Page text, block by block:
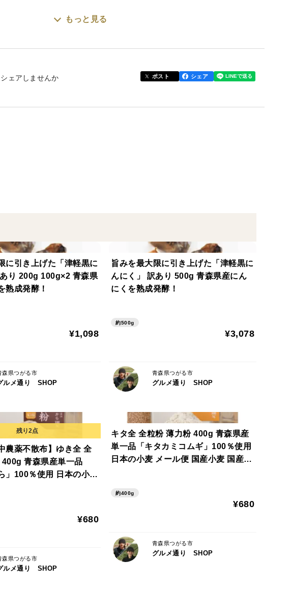
ちなミネラルが多く含まれています。いつも食べている、パンやお
栽培小麦を使用しております。
もっと見る
ェアしませんか ポスト シェア
に引き上げた「津軽黒に
り 200g 100g×2 青森県
熟成発酵！
¥1,098
森県つがる市
ルメ通り SHOP
旨みを最大限に引き上げた「津軽黒に
んにく」 訳あり 500g 青森県産にん
にくを熟成発酵！
約500g
¥3,078
青森県つがる市
グルメ通り SHOP
農薬不散布】ゆき全 全
青森県産単一品
」100％使用 日本の小麦
¥680
森県つがる市
ルメ通り SHOP
キタ全 全粒粉 薄力粉 400g 青森県産
単一品「キタカミコムギ」100％使用
日本の小麦 メール便 国産小麦 国産小
約400g
¥680
青森県つがる市
グルメ通り SHOP